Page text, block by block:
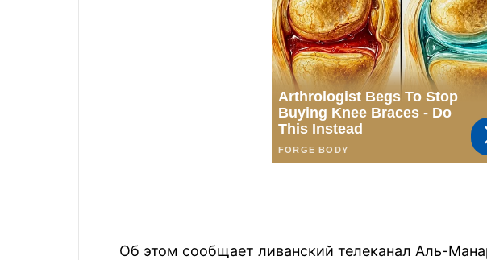
Об этом сообщает ливанский телеканал Аль-